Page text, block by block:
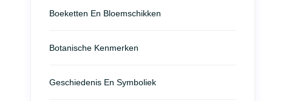
Boeketten En Bloemschikken
Botanische Kenmerken
Geschiedenis En Symboliek